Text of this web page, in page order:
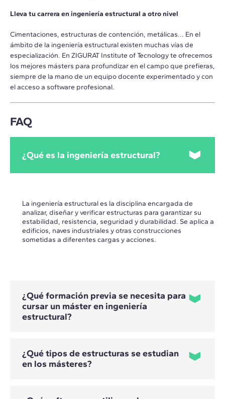
Lleva tu carrera en ingeniería estructural a otro nivel
Cimentaciones, estructuras de contención, metálicas... En el
ámbito de la ingeniería estructural existen muchas vías de
especialización. En ZIGURAT Institute of Tecnology te ofrecemos
los mejores másters para profundizar en el campo que prefieras,
siempre de la mano de un equipo docente experimentado y con
el acceso a software profesional.
FAQ
¿Qué es la ingeniería estructural?
La ingeniería estructural es la disciplina encargada de
analizar, diseñar y verificar estructuras para garantizar su
estabilidad, resistencia, seguridad y durabilidad. Se aplica a
edificios, naves industriales y otras construcciones
sometidas a diferentes cargas y acciones.
¿Qué formación previa se necesita para
cursar un máster en ingeniería
estructural?
Para cursar estos programas se requiere una formación
¿Qué tipos de estructuras se estudian
en los másteres?